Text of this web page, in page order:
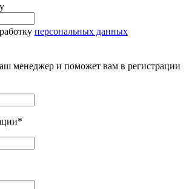
персональных данных
менеджер и поможет вам в регистрации
*